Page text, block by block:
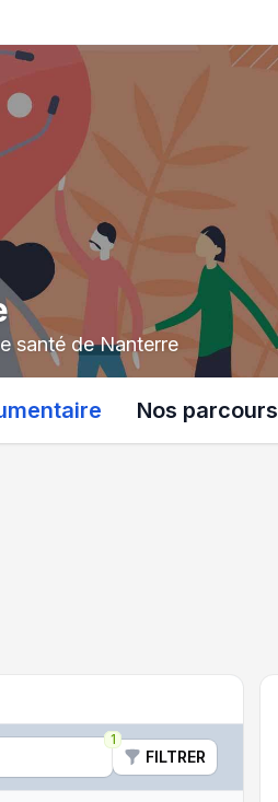
santé de Nanterre
Nos parcours
FILTRER
1